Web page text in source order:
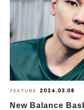
FEATURE 2024.03.08
New Balance